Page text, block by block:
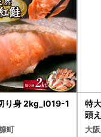
り身 2kg_I019-1
町
特
頭
大